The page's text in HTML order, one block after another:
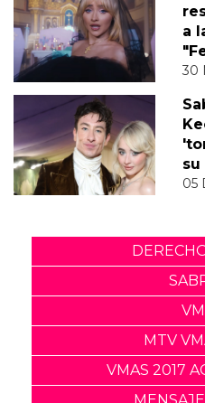
a
30
su
05
MTV
VMAS 2017